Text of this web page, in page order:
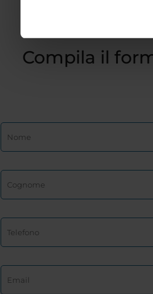
Compila il